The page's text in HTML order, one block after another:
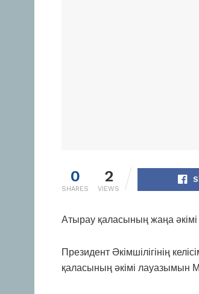
0
SHARES
2
VIEWS
Атырау қаласының жаңа
Президент Әкімшілігінің
қаласының әкімі лауазымын